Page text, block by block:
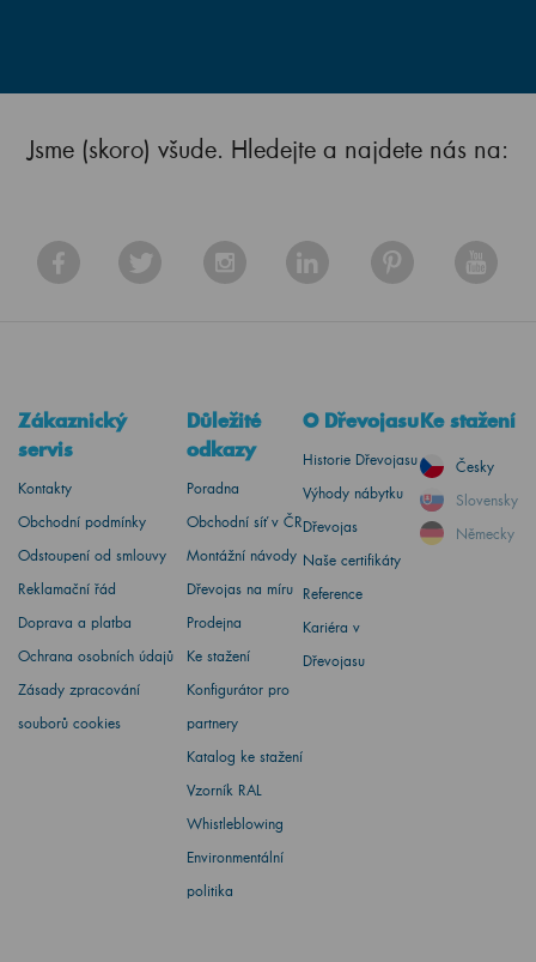
Jsme (skoro) všude. Hledejte a najdete nás na:
Zákaznický
servis
Kontakty
Obchodní podmínky
Odstoupení od smlouvy
Reklamační řád
Doprava a platba
Ochrana osobních údajů
Zásady zpracování
souborů cookies
Důležité
odkazy
Poradna
Obchodní síť v ČR
Montážní návody
Dřevojas na míru
Prodejna
Ke stažení
Konfigurátor pro
partnery
Katalog ke stažení
Vzorník RAL
Whistleblowing
Environmentální
politika
O Dřevojasu
Historie Dřevojasu
Výhody nábytku
Dřevojas
Naše certifikáty
Reference
Kariéra v
Dřevojasu
Ke stažení
Česky
Slovensky
Německy